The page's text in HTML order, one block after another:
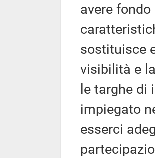
avere
sostituisce
visibilità e
le targhe
impiegato
esserci